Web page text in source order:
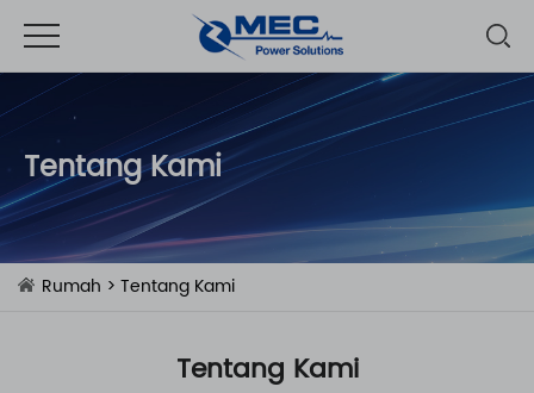
Tentang Kami
Rumah > Tentang Kami
Tentang Kami